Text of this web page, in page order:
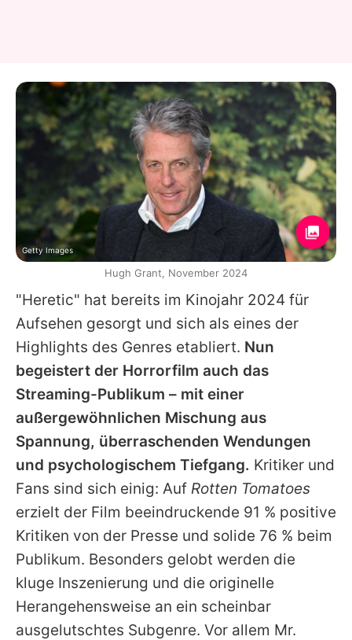
"Heretic" hat bereits im Kinojahr 2024 für
Aufsehen gesorgt und sich als eines der
Highlights des Genres etabliert. Nun
begeistert der Horrorfilm auch das
Streaming-Publikum – mit einer
außergewöhnlichen Mischung aus
Spannung, überraschenden Wendungen
und psychologischem Tiefgang. Kritiker und
Fans sind sich einig: Auf Rotten Tomatoes
erzielt der Film beeindruckende 91 % positive
Kritiken von der Presse und solide 76 % beim
Publikum. Besonders gelobt werden die
kluge Inszenierung und die originelle
Herangehensweise an ein scheinbar
ausgelutschtes Subgenre. Vor allem Mr.
Getty Images
Hugh Grant, November 2024